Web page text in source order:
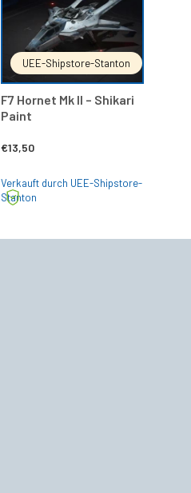
UEE-Shipstore-Stanton
F7 Hornet Mk II – Shikari
Paint
€13,50
Verkauft durch UEE-Shipstore-
Stanton